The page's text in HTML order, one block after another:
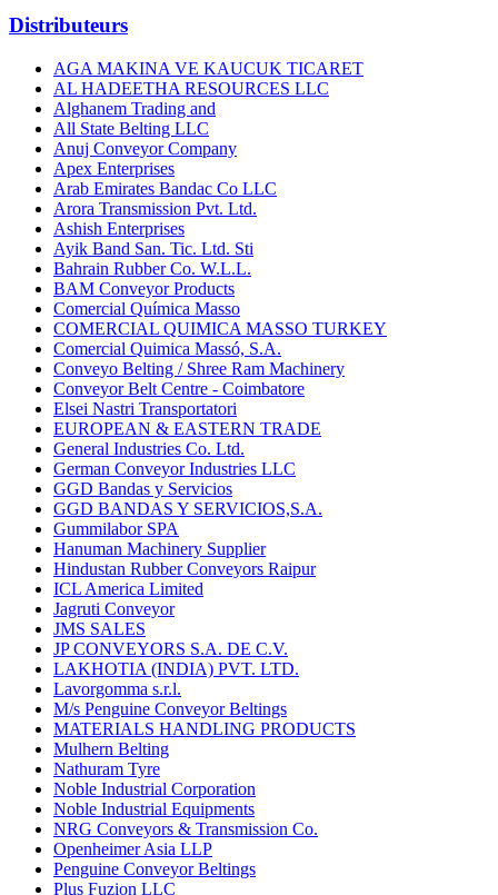
Distributeurs
AGA MAKINA VE KAUCUK TICARET
AL HADEETHA RESOURCES LLC
Alghanem Trading and
All State Belting LLC
Anuj Conveyor Company
Apex Enterprises
Arab Emirates Bandac Co LLC
Arora Transmission Pvt. Ltd.
Ashish Enterprises
Ayik Band San. Tic. Ltd. Sti
Bahrain Rubber Co. W.L.L.
BAM Conveyor Products
Comercial Química Masso
COMERCIAL QUIMICA MASSO TURKEY
Comercial Quimica Massó, S.A.
Conveyo Belting / Shree Ram Machinery
Conveyor Belt Centre - Coimbatore
Elsei Nastri Transportatori
EUROPEAN & EASTERN TRADE
General Industries Co. Ltd.
German Conveyor Industries LLC
GGD Bandas y Servicios
GGD BANDAS Y SERVICIOS,S.A.
Gummilabor SPA
Hanuman Machinery Supplier
Hindustan Rubber Conveyors Raipur
ICL America Limited
Jagruti Conveyor
JMS SALES
JP CONVEYORS S.A. DE C.V.
LAKHOTIA (INDIA) PVT. LTD.
Lavorgomma s.r.l.
M/s Penguine Conveyor Beltings
MATERIALS HANDLING PRODUCTS
Mulhern Belting
Nathuram Tyre
Noble Industrial Corporation
Noble Industrial Equipments
NRG Conveyors & Transmission Co.
Openheimer Asia LLP
Penguine Conveyor Beltings
Plus Fuzion LLC